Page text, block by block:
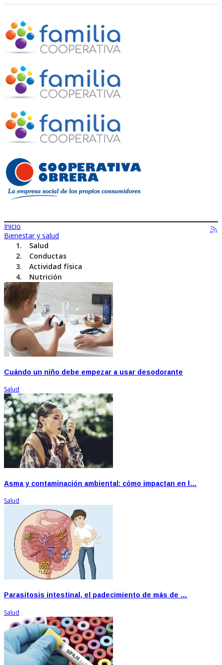
Inicio
Bienestar y salud
Salud
Conductas
Actividad física
Nutrición
Cuándo un niño debe empezar a usar desodorante
Salud
Asma y contaminación ambiental: cómo impactan en l…
Salud
Parasitosis intestinal, el padecimiento de más de …
Salud